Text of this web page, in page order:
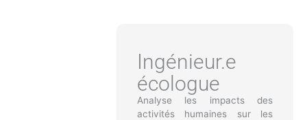
Ingénieur.e
écologue
Analyse les impacts des
activités humaines sur les